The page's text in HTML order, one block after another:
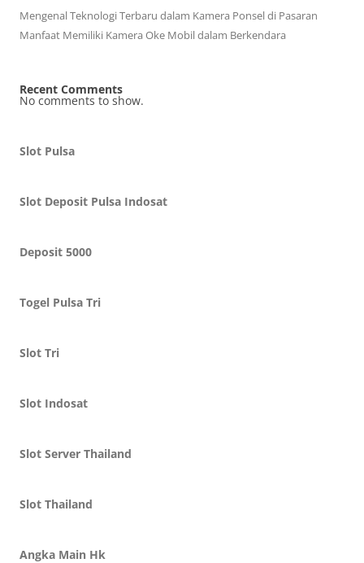
Mengenal Teknologi Terbaru dalam Kamera Ponsel di Pasaran
Manfaat Memiliki Kamera Oke Mobil dalam Berkendara
Recent Comments
No comments to show.
Slot Pulsa
Slot Deposit Pulsa Indosat
Deposit 5000
Togel Pulsa Tri
Slot Tri
Slot Indosat
Slot Server Thailand
Slot Thailand
Angka Main Hk